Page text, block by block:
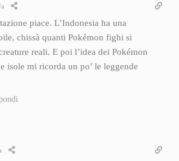
piace. L’Indonesia ha una
chissà quanti Pokémon fighi si
reali. E poi l’idea dei Pokémon
isole mi ricorda un po’ le leggende